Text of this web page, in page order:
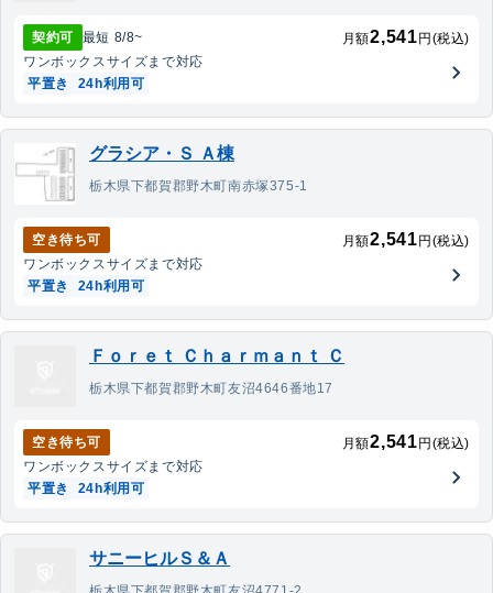
契約可 最短 8/8~ 月額2,541 円(税込)
ワンボックスサイズまで対応
平置き
24h利用可
グラシア・Ｓ Ａ棟
栃木県下都賀郡野木町南赤塚375-1
空き待ち可 月額2,541 円(税込)
ワンボックスサイズまで対応
平置き
24h利用可
Ｆｏｒｅｔ Ｃｈａｒｍａｎｔ Ｃ
栃木県下都賀郡野木町友沼4646番地17
空き待ち可 月額2,541 円(税込)
ワンボックスサイズまで対応
平置き
24h利用可
サニーヒルＳ＆Ａ